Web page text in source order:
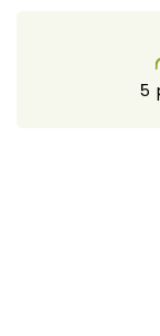
5